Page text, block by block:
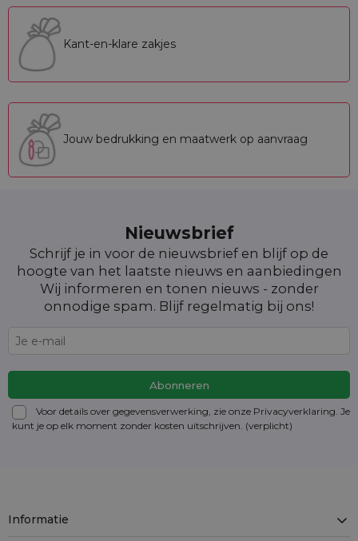
Kant-en-klare zakjes
Jouw bedrukking en maatwerk op aanvraag
Nieuwsbrief
Schrijf je in voor de nieuwsbrief en blijf op de
hoogte van het laatste nieuws en aanbiedingen
Wij informeren en tonen nieuws - zonder
onnodige spam. Blijf regelmatig bij ons!
Voor details over gegevensverwerking, zie onze Privacyverklaring. Je
kunt je op elk moment zonder kosten uitschrijven . (verplicht)
Informatie